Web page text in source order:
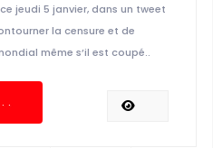
jeudi 5 janvier, dans un tweet
la censure et de
même s’il est coupé..